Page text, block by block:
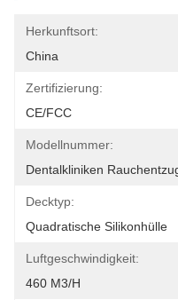
Herkunftsort:
China
Zertifizierung:
CE/FCC
Modellnummer:
Dentalkliniken
Decktyp:
Quadratische Silikonhülle
Luftgeschwindigkeit:
460 M3/h